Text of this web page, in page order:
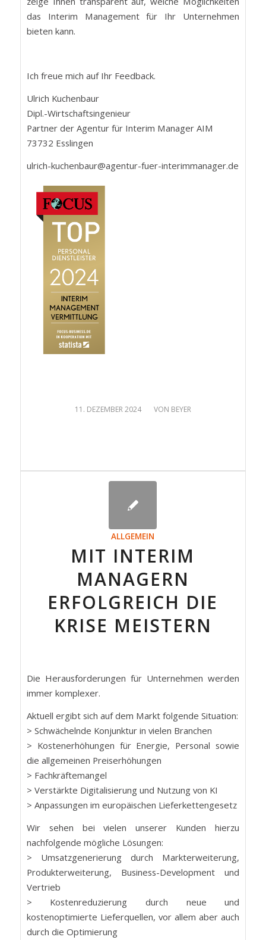
das Interim Management für Ihr Unternehmen
bieten kann.
Ich freue mich auf Ihr Feedback.
Ulrich Kuchenbaur
Dipl.-Wirtschaftsingenieur
Partner der Agentur für Interim Manager AIM
73732 Esslingen
ulrich-kuchenbaur@agentur-fuer-interimmanager.de
11. DEZEMBER 2024
/ VON BEYER
ALLGEMEIN
MIT INTERIM
MANAGERN
ERFOLGREICH DIE
KRISE MEISTERN
Die Herausforderungen für Unternehmen werden
immer komplexer.
Aktuell ergibt sich auf dem Markt folgende Situation:
> Schwächelnde Konjunktur in vielen Branchen
> Kostenerhöhungen für Energie, Personal sowie
die allgemeinen Preiserhöhungen
> Fachkräftemangel
> Verstärkte Digitalisierung und Nutzung von KI
> Anpassungen im europäischen Lieferkettengesetz
Wir sehen bei vielen unserer Kunden hierzu
nachfolgende mögliche Lösungen:
> Umsatzgenerierung durch Markterweiterung,
Produkterweiterung, Business-Development und
Vertrieb
> Kostenreduzierung durch neue und
kostenoptimierte Lieferquellen, vor allem aber auch
durch die Optimierung